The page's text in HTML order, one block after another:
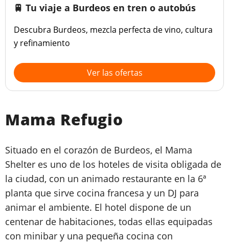
🚆 Tu viaje a Burdeos en tren o autobús
Descubra Burdeos, mezcla perfecta de vino, cultura
y refinamiento
Ver las ofertas
Mama Refugio
Situado en el corazón de Burdeos, el Mama
Shelter es uno de los hoteles de visita obligada de
la ciudad, con un animado restaurante en la 6ª
planta que sirve cocina francesa y un DJ para
animar el ambiente. El hotel dispone de un
centenar de habitaciones, todas ellas equipadas
con minibar y una pequeña cocina con